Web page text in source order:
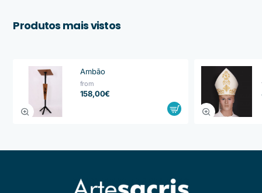
Produtos mais vistos
Ambão
from
158,00€